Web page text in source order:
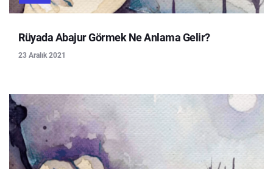
Rüyada Abajur Görmek Ne Anlama Gelir?
23 Aralık 2021